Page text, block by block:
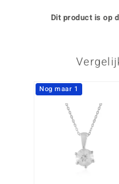
Dit product is op
Nog maar 1